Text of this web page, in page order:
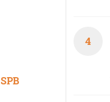
4